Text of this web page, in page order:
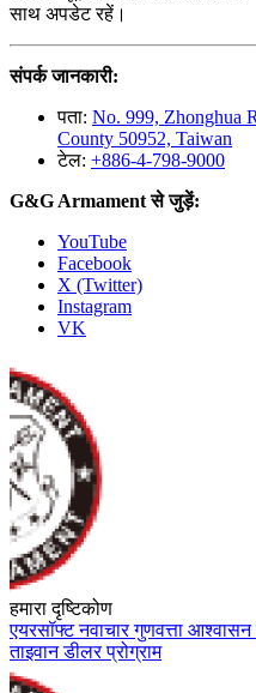
साथ अपडेट रहें।
संपर्क जानकारी:
पता: No. 999, Zhonghua
County 50952, Taiwan
टेल: +886-4-798-9000
G&G Armament से जुड़ें:
YouTube
Facebook
X (Twitter)
Instagram
VK
हमारा दृष्टिकोण
एयरसॉफ्टनवाचारगुणवत्ता आश्वासन
ताइवानडीलर प्रोग्राम